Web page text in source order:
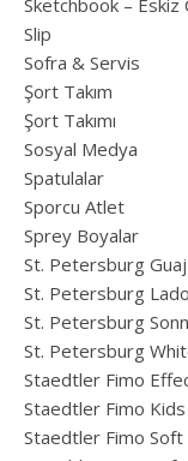
Sketchbook –
Slip
Sofra & Servis
Şort Takım
Şort Takımı
Sosyal Medya
Spatulalar
Sporcu Atlet
Sprey Boyalar
St. Petersburg
St. Petersburg
St. Petersburg
St. Petersburg
Staedtler Fimo
Staedtler Fimo
Staedtler Fimo